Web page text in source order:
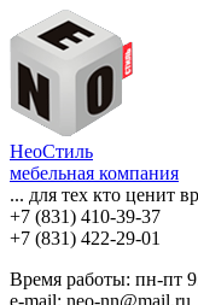
НеоСтиль
мебельная компания
... для тех кто ценит
+7 (831) 410-39-37
+7 (831) 422-29-01
Время работы: пн-пт
e-mail: neo-nn@mail.ru